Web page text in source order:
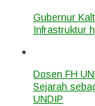
Gubernur
Infrastruktur
Dosen FH
Sejarah
UNDIP